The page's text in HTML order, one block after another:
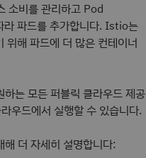
소비를 관리하고 Pod
파드를 추가합니다. Istio는
위해 파드에 더 많은 컨테이너
는 모든 퍼블릭 클라우드 제공
우드에서 실행할 수 있습니다.
더 자세히 설명합니다: